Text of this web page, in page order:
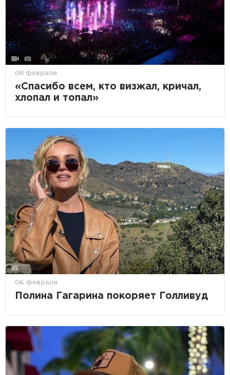
08 февраля
«Спасибо всем, кто визжал, кричал,
хлопал и топал»
06 февраля
Полина Гагарина покоряет Голливуд